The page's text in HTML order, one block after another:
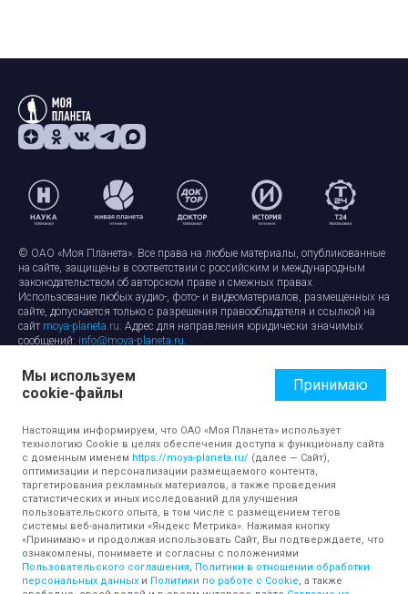
© ОАО «Моя Планета». Все права на любые материалы, опубликованные
на сайте, защищены в соответствии с российским и международным
законодательством об авторском праве и смежных правах.
Использование любых аудио-, фото- и видеоматериалов, размещенных на
сайте, допускается только с разрешения правообладателя и ссылкой на
сайт moya-planeta.ru. Адрес для направления юридически значимых
сообщений: info@moya-planeta.ru.
Правила сайтаРабота с cookie-файлами
Защита персональных данных
Обработка персональных данных
Мы используем
cookie-файлы
Принимаю
Настоящим информируем, что ОАО «Моя Планета» использует
технологию Cookie в целях обеспечения доступа к функционалу сайта
с доменным именем https://moya-planeta.ru/ (далее — Сайт),
оптимизации и персонализации размещаемого контента,
таргетирования рекламных материалов, а также проведения
статистических и иных исследований для улучшения
пользовательского опыта, в том числе с размещением тегов
системы веб-аналитики «Яндекс Метрика». Нажимая кнопку
«Принимаю» и продолжая использовать Сайт, Вы подтверждаете, что
ознакомлены, понимаете и согласны с положениями
Пользовательского соглашения, Политики в отношении обработки
персональных данных и Политики по работе с Cookie, а также